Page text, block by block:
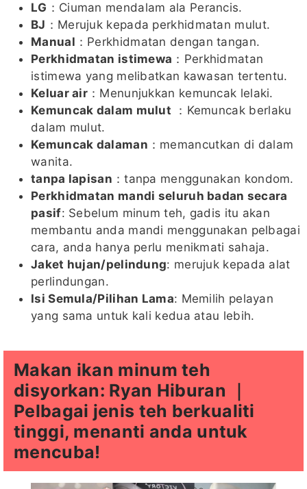
LG ：Ciuman mendalam ala Perancis.
BJ ：Merujuk kepada perkhidmatan mulut.
Manual ：Perkhidmatan dengan tangan.
Perkhidmatan istimewa ：Perkhidmatan
istimewa yang melibatkan kawasan tertentu.
Keluar air ：Menunjukkan kemuncak lelaki.
Kemuncak dalam mulut ：Kemuncak berlaku
dalam mulut.
Kemuncak dalaman ：memancutkan di dalam
wanita.
tanpa lapisan ：tanpa menggunakan kondom.
Perkhidmatan mandi seluruh badan secara
pasif: Sebelum minum teh, gadis itu akan
membantu anda mandi menggunakan pelbagai
cara, anda hanya perlu menikmati sahaja.
Jaket hujan/pelindung: merujuk kepada alat
perlindungan.
Isi Semula/Pilihan Lama: Memilih pelayan
yang sama untuk kali kedua atau lebih.
Makan ikan minum teh
disyorkan: Ryan Hiburan ｜
Pelbagai jenis teh berkualiti
tinggi, menanti anda untuk
mencuba!